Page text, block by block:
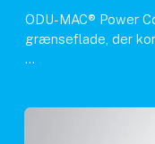
ODU-MAC® Power
grænseflade, der
ideel til test a